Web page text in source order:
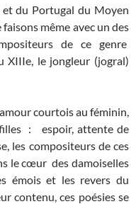
et du Portugal du Moyen
même avec un des
de ce genre
XIIIe, le jongleur (jogral)
courtois au féminin,
filles : espoir, attente de
les compositeurs de ces
le cœur des damoiselles
émois et les revers du
contenu, ces poésies se